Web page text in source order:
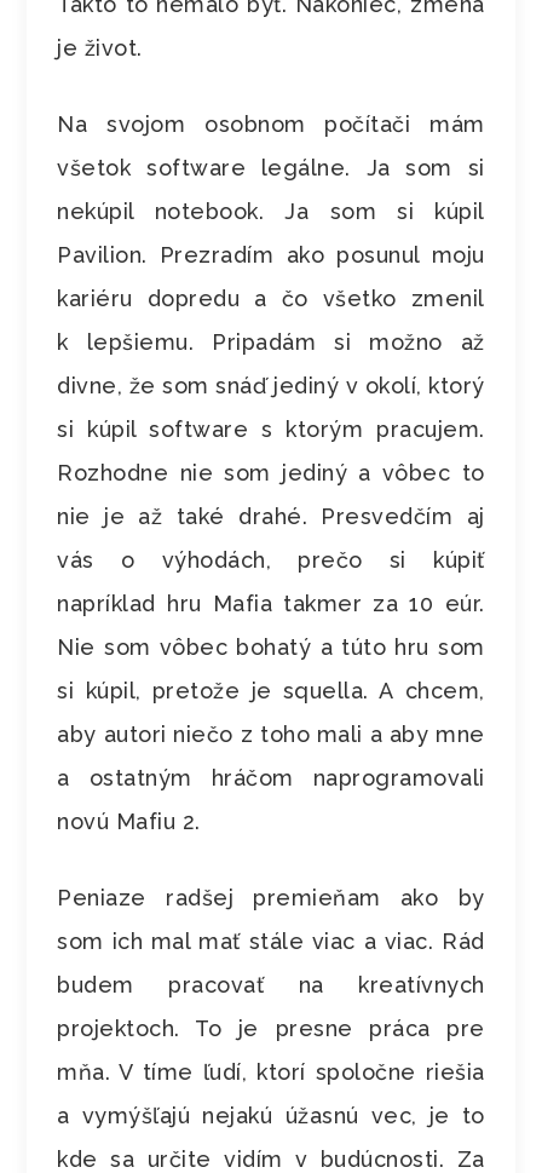
je život.
Na svojom osobnom počítači mám
všetok software legálne. Ja som si
nekúpil notebook. Ja som si kúpil
Pavilion. Prezradím ako posunul moju
kariéru dopredu a čo všetko zmenil
k lepšiemu. Pripadám si možno až
divne, že som snáď jediný v okolí, ktorý
si kúpil software s ktorým pracujem.
Rozhodne nie som jediný a vôbec to
nie je až také drahé. Presvedčím aj
vás o výhodách, prečo si kúpiť
napríklad hru Mafia takmer za 10 eúr.
Nie som vôbec bohatý a túto hru som
si kúpil, pretože je squella. A chcem,
aby autori niečo z toho mali a aby mne
a ostatným hráčom naprogramovali
novú Mafiu 2.
Peniaze radšej premieňam ako by
som ich mal mať stále viac a viac. Rád
budem pracovať na kreatívnych
projektoch. To je presne práca pre
mňa. V tíme ľudí, ktorí spoločne riešia
a vymýšľajú nejakú úžasnú vec, je to
kde sa určite vidím v budúcnosti. Za